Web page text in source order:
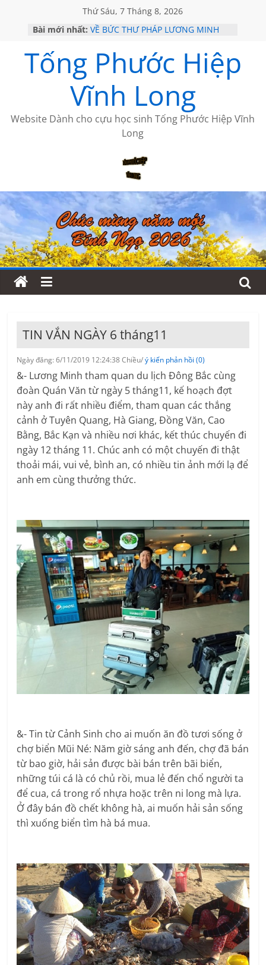
Thứ Sáu, 7 Tháng 8, 2026
Bài mới nhất: VỀ BỨC THƯ PHÁP LƯƠNG MINH
HỌC SỬ HỒI XƯA
MỘT ĐỜI ĐI QUA NHỮNG TRANG
SÁCH
BẤT CHỢT CỦA CHÂU LỆ DUNG
CÀ PHÊ NGẮM NÚI
Tống Phước Hiệp
Vĩnh Long
Website Dành cho cựu học sinh Tống Phước Hiệp Vĩnh
Long
TIN VẮN NGÀY 6 tháng11
Ngày đăng: 6/11/2019 12:24:38 Chiều/ý kiến phản hồi (0)
&- Lương Minh tham quan du lịch Đông Bắc cùng
đoàn Quán Văn từ ngày 5 tháng11, kế hoạch đợt
này anh đi rất nhiều điểm, tham quan các thắng
cảnh ở Tuyên Quang, Hà Giang, Đồng Văn, Cao
Bằng, Bắc Kạn và nhiều nơi khác, kết thúc chuyến đi
ngày 12 tháng 11. Chúc anh có một chuyến đi thật
thoải mái, vui vẻ, bình an, có nhiều tin ảnh mới lạ để
anh em cùng thưởng thức.
&- Tin từ Cảnh Sinh cho ai muốn ăn đồ tươi sống ở
chợ biển Mũi Né: Năm giờ sáng anh đến, chợ đã bán
từ bao giờ, hải sản được bài bán trên bãi biển,
những túi cá là có chủ rồi, mua lẻ đến chổ người ta
để cua, cá trong rổ nhựa hoặc trên ni long mà lựa.
Ở đây bán đồ chết không hà, ai muốn hải sản sống
thì xuống biển tìm hà bá mua.